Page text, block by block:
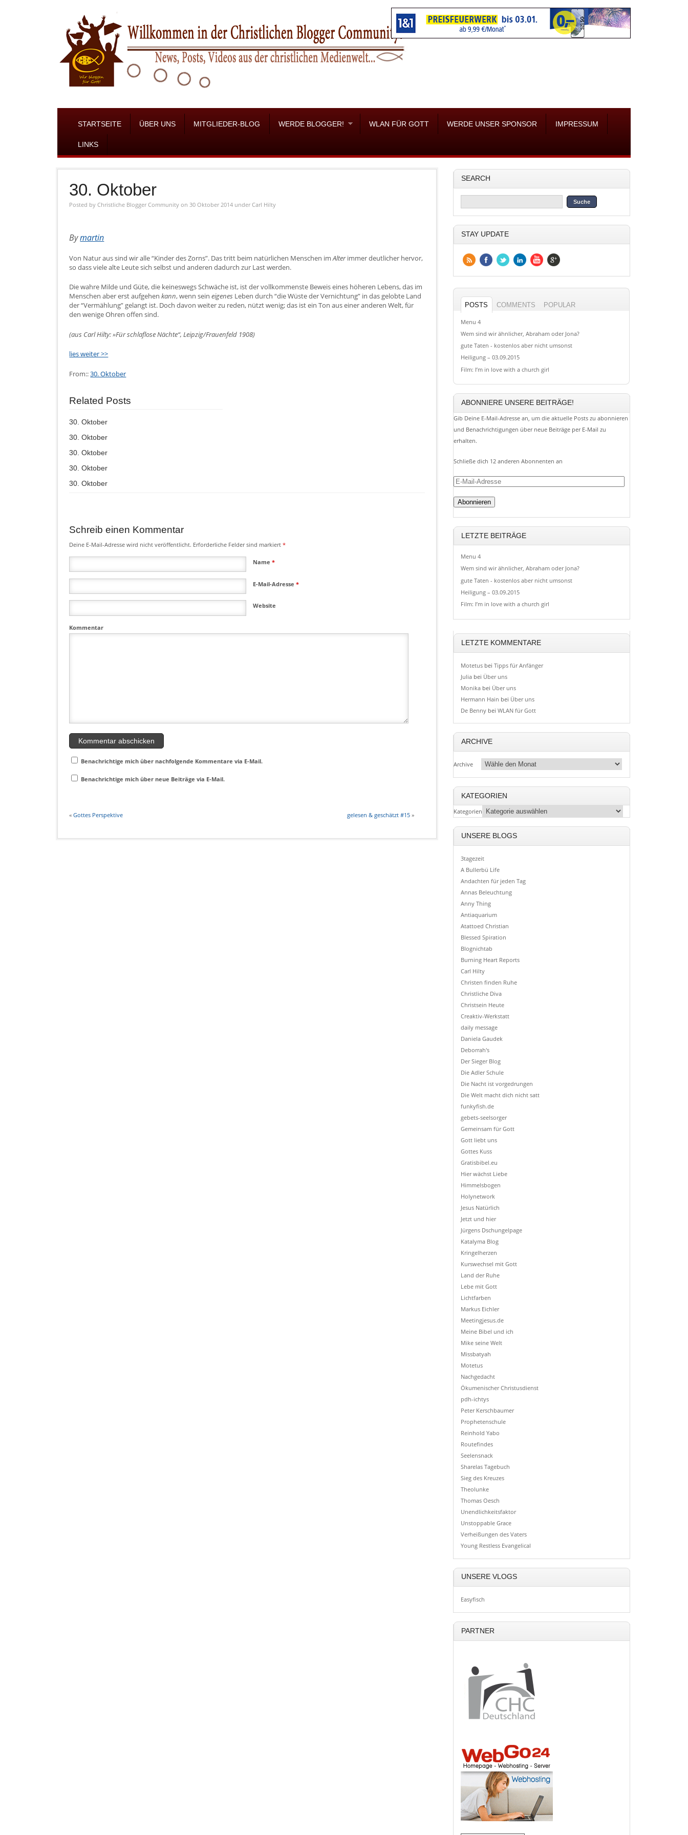
STARTSEITE ÜBER UNS MITGLIEDER-BLOG WERDE BLOGGER! WLAN FÜR GOTT WERDE UNSER SPONSOR IMPRESSUM
LINKS
30. Oktober
Posted byChristliche Blogger Community on 30 Oktober 2014 underCarl Hilty
Bymartin
Von Natur aus sind wir alle “Kinder des Zorns”. Das tritt beim natürlichen Menschen imAlterimmer deutlicher hervor,
so dass viele alte Leute sich selbst und anderen dadurch zur Last werden.
Die wahre Milde und Güte, die keineswegs Schwäche ist, ist der vollkommenste Beweis eines höheren Lebens, das im
Menschen aber erst aufgehenkann, wenn seineigenes Leben durch “die Wüste der Vernichtung” in das gelobte Land
der “Vermählung” gelangt ist. Doch davon weiter zu reden, nützt wenig; das ist ein Ton aus einer anderen Welt, für
den wenige Ohren offen sind.
(aus Carl Hilty: »Für schlaflose Nächte“, Leipzig/Frauenfeld 1908)
lies weiter >>
From::30. Oktober
Related Posts
30. Oktober
30. Oktober
30. Oktober
30. Oktober
30. Oktober
Schreib einen Kommentar
Deine E-Mail-Adresse wird nicht veröffentlicht. Erforderliche Felder sind markiert*
Name *
E-Mail-Adresse *
Website
Kommentar
Benachrichtige mich über nachfolgende Kommentare via E-Mail.
Benachrichtige mich über neue Beiträge via E-Mail.
«Gottes Perspektive gelesen & geschätzt #15»
SEARCH
STAY UPDATE
POSTS COMMENTS POPULAR
Menu 4
Wem sind wir ähnlicher, Abraham oder Jona?
gute Taten - kostenlos aber nicht umsonst
Heiligung – 03.09.2015
Film: I’m in love with a church girl
ABONNIERE UNSERE BEITRÄGE!
Gib Deine E-Mail-Adresse an, um die aktuelle Posts zu abonnieren
und Benachrichtigungen über neue Beiträge per E-Mail zu
erhalten.
Schließe dich 12 anderen Abonnenten an
E-
Adresse
LETZTE BEITRÄGE
Menu 4
Wem sind wir ähnlicher, Abraham oder Jona?
gute Taten - kostenlos aber nicht umsonst
Heiligung – 03.09.2015
Film: I’m in love with a church girl
LETZTE KOMMENTARE
Motetusbei Tipps für Anfänger
Juliabei Über uns
Monikabei Über uns
Hermann Hain bei Über uns
De Bennybei WLAN für Gott
ARCHIVE
Archive
KATEGORIEN
Kategorien
UNSERE BLOGS
3tagezeit
A Bullerbü Life
Andachten für jeden Tag
Annas Beleuchtung
Anny Thing
Antiaquarium
Atattoed Christian
Blessed Spiration
Blognichtab
Burning Heart Reports
Carl Hilty
Christen finden Ruhe
Christliche Diva
Christsein Heute
Creaktiv-Werkstatt
daily message
Daniela Gaudek
Deborrah's
Der Sieger Blog
Die Adler Schule
Die Nacht ist vorgedrungen
Die Welt macht dich nicht satt
funkyfish.de
gebets-seelsorger
Gemeinsam für Gott
Gott liebt uns
Gottes Kuss
Gratisbibel.eu
Hier wächst Liebe
Himmelsbogen
Holynetwork
Jesus Natürlich
Jetzt und hier
Jürgens Dschungelpage
Katalyma Blog
Kringelherzen
Kurswechsel mit Gott
Land der Ruhe
Lebe mit Gott
Lichtfarben
Markus Eichler
Meetingjesus.de
Meine Bibel und ich
Mike seine Welt
Missbatyah
Motetus
Nachgedacht
Ökumenischer Christusdienst
pdh-ichtys
Peter Kerschbaumer
Prophetenschule
Reinhold Yabo
Routefindes
Seelensnack
Sharelas Tagebuch
Sieg des Kreuzes
Theolunke
Thomas Oesch
Unendlichkeitsfaktor
Unstoppable Grace
Verheißungen des Vaters
Young Restless Evangelical
UNSERE VLOGS
Easyfisch
PARTNER